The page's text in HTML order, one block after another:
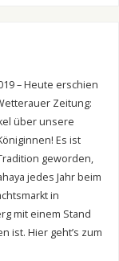
– Heute erschien
Zeitung:
über unsere
Es ist
geworden,
jedes Jahr beim
in
mit einem Stand
ist. Hier geht’s zum